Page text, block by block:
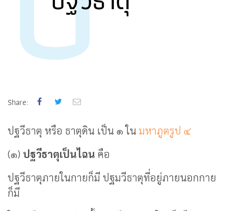
Share:
ปฐวีธาตุ หรือ ธาตุดิน เป็น ๑ ใน มหาภูตรูป ๔
(๑) ปฐวีธาตุเป็นไฉน คือ
ปฐวีธาตุภายในกายก็มี ปฐมวีธาตุที่อยู่ภายนอกกาย
ก็มี